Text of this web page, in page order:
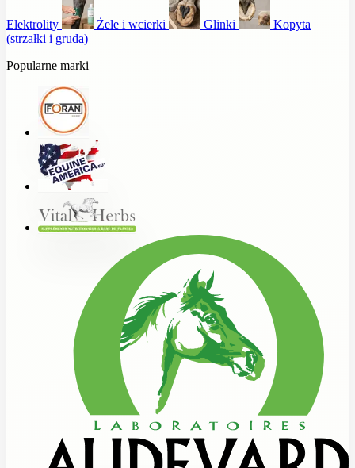
Elektrolity Żele i wcierki Glinki
Kopyta
(strzałki i gruda)
Popularne marki